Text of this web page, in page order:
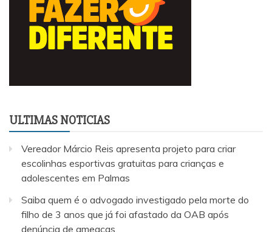
ULTIMAS NOTICIAS
Vereador Márcio Reis apresenta projeto para criar
escolinhas esportivas gratuitas para crianças e
adolescentes em Palmas
Saiba quem é o advogado investigado pela morte do
filho de 3 anos que já foi afastado da OAB após
denúncia de ameaças